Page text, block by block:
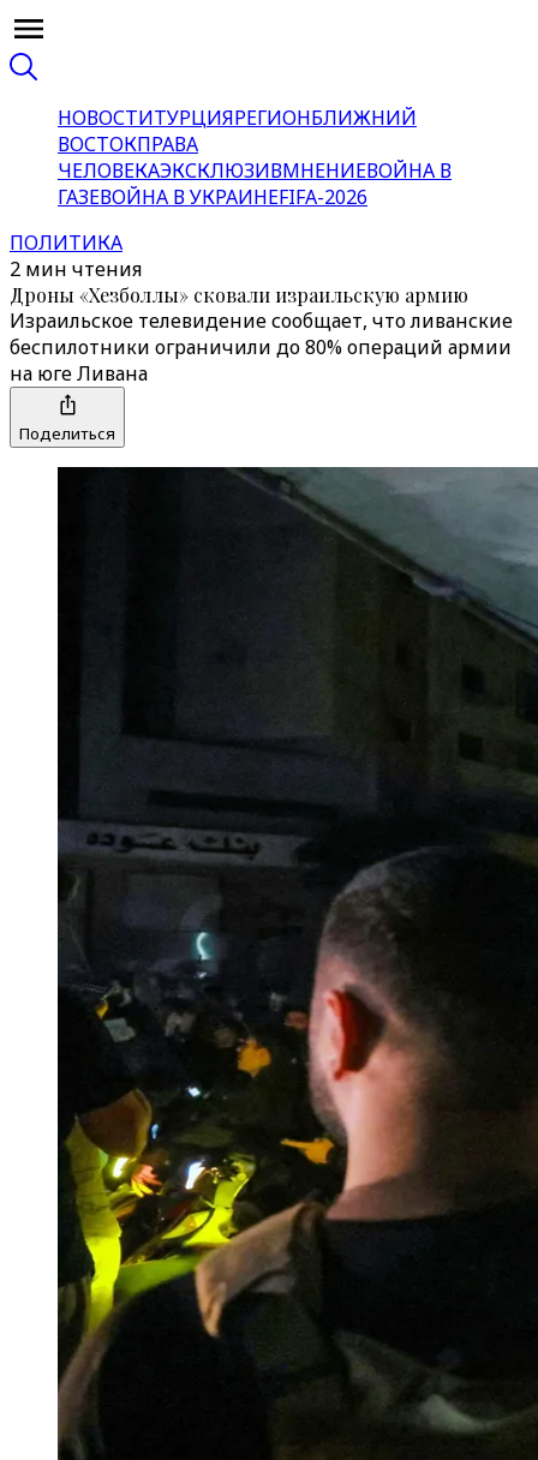
НОВОСТИТУРЦИЯРЕГИОНБЛИЖНИЙ
ВОСТОКПРАВА
ЧЕЛОВЕКАЭКСКЛЮЗИВМНЕНИЕВОЙНА В
ГАЗЕВОЙНА В УКРАИНЕFIFA-2026
ПОЛИТИКА
2 мин чтения
Дроны «Хезболлы» сковали израильскую армию
Израильское телевидение сообщает, что ливанские
беспилотники ограничили до 80% операций армии
на юге Ливана
Поделиться